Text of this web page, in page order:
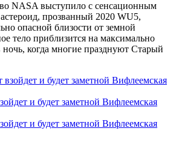
NASA выступило с сенсационным
прозванный 2020 WU5,
опасной близости от земной
тело приблизится на максимально
ночь, когда многие празднуют Старый
и будет заметной Вифлеемская
и будет заметной Вифлеемская